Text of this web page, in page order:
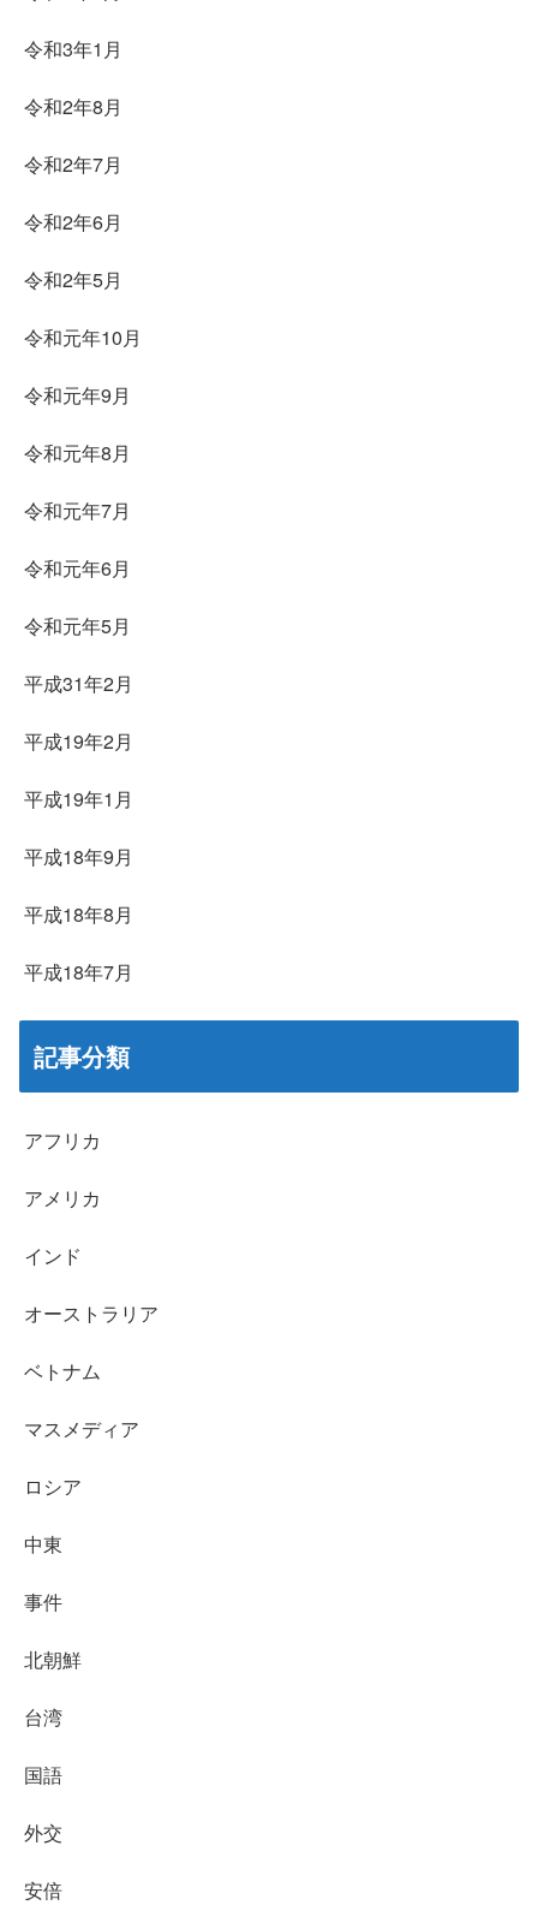
令和3年1月
令和2年8月
令和2年7月
令和2年6月
令和2年5月
令和元年10月
令和元年9月
令和元年8月
令和元年7月
令和元年6月
令和元年5月
平成31年2月
平成19年2月
平成19年1月
平成18年9月
平成18年8月
平成18年7月
記事分類
アフリカ
アメリカ
インド
オーストラリア
ベトナム
マスメディア
ロシア
中東
事件
北朝鮮
台湾
国語
外交
安倍